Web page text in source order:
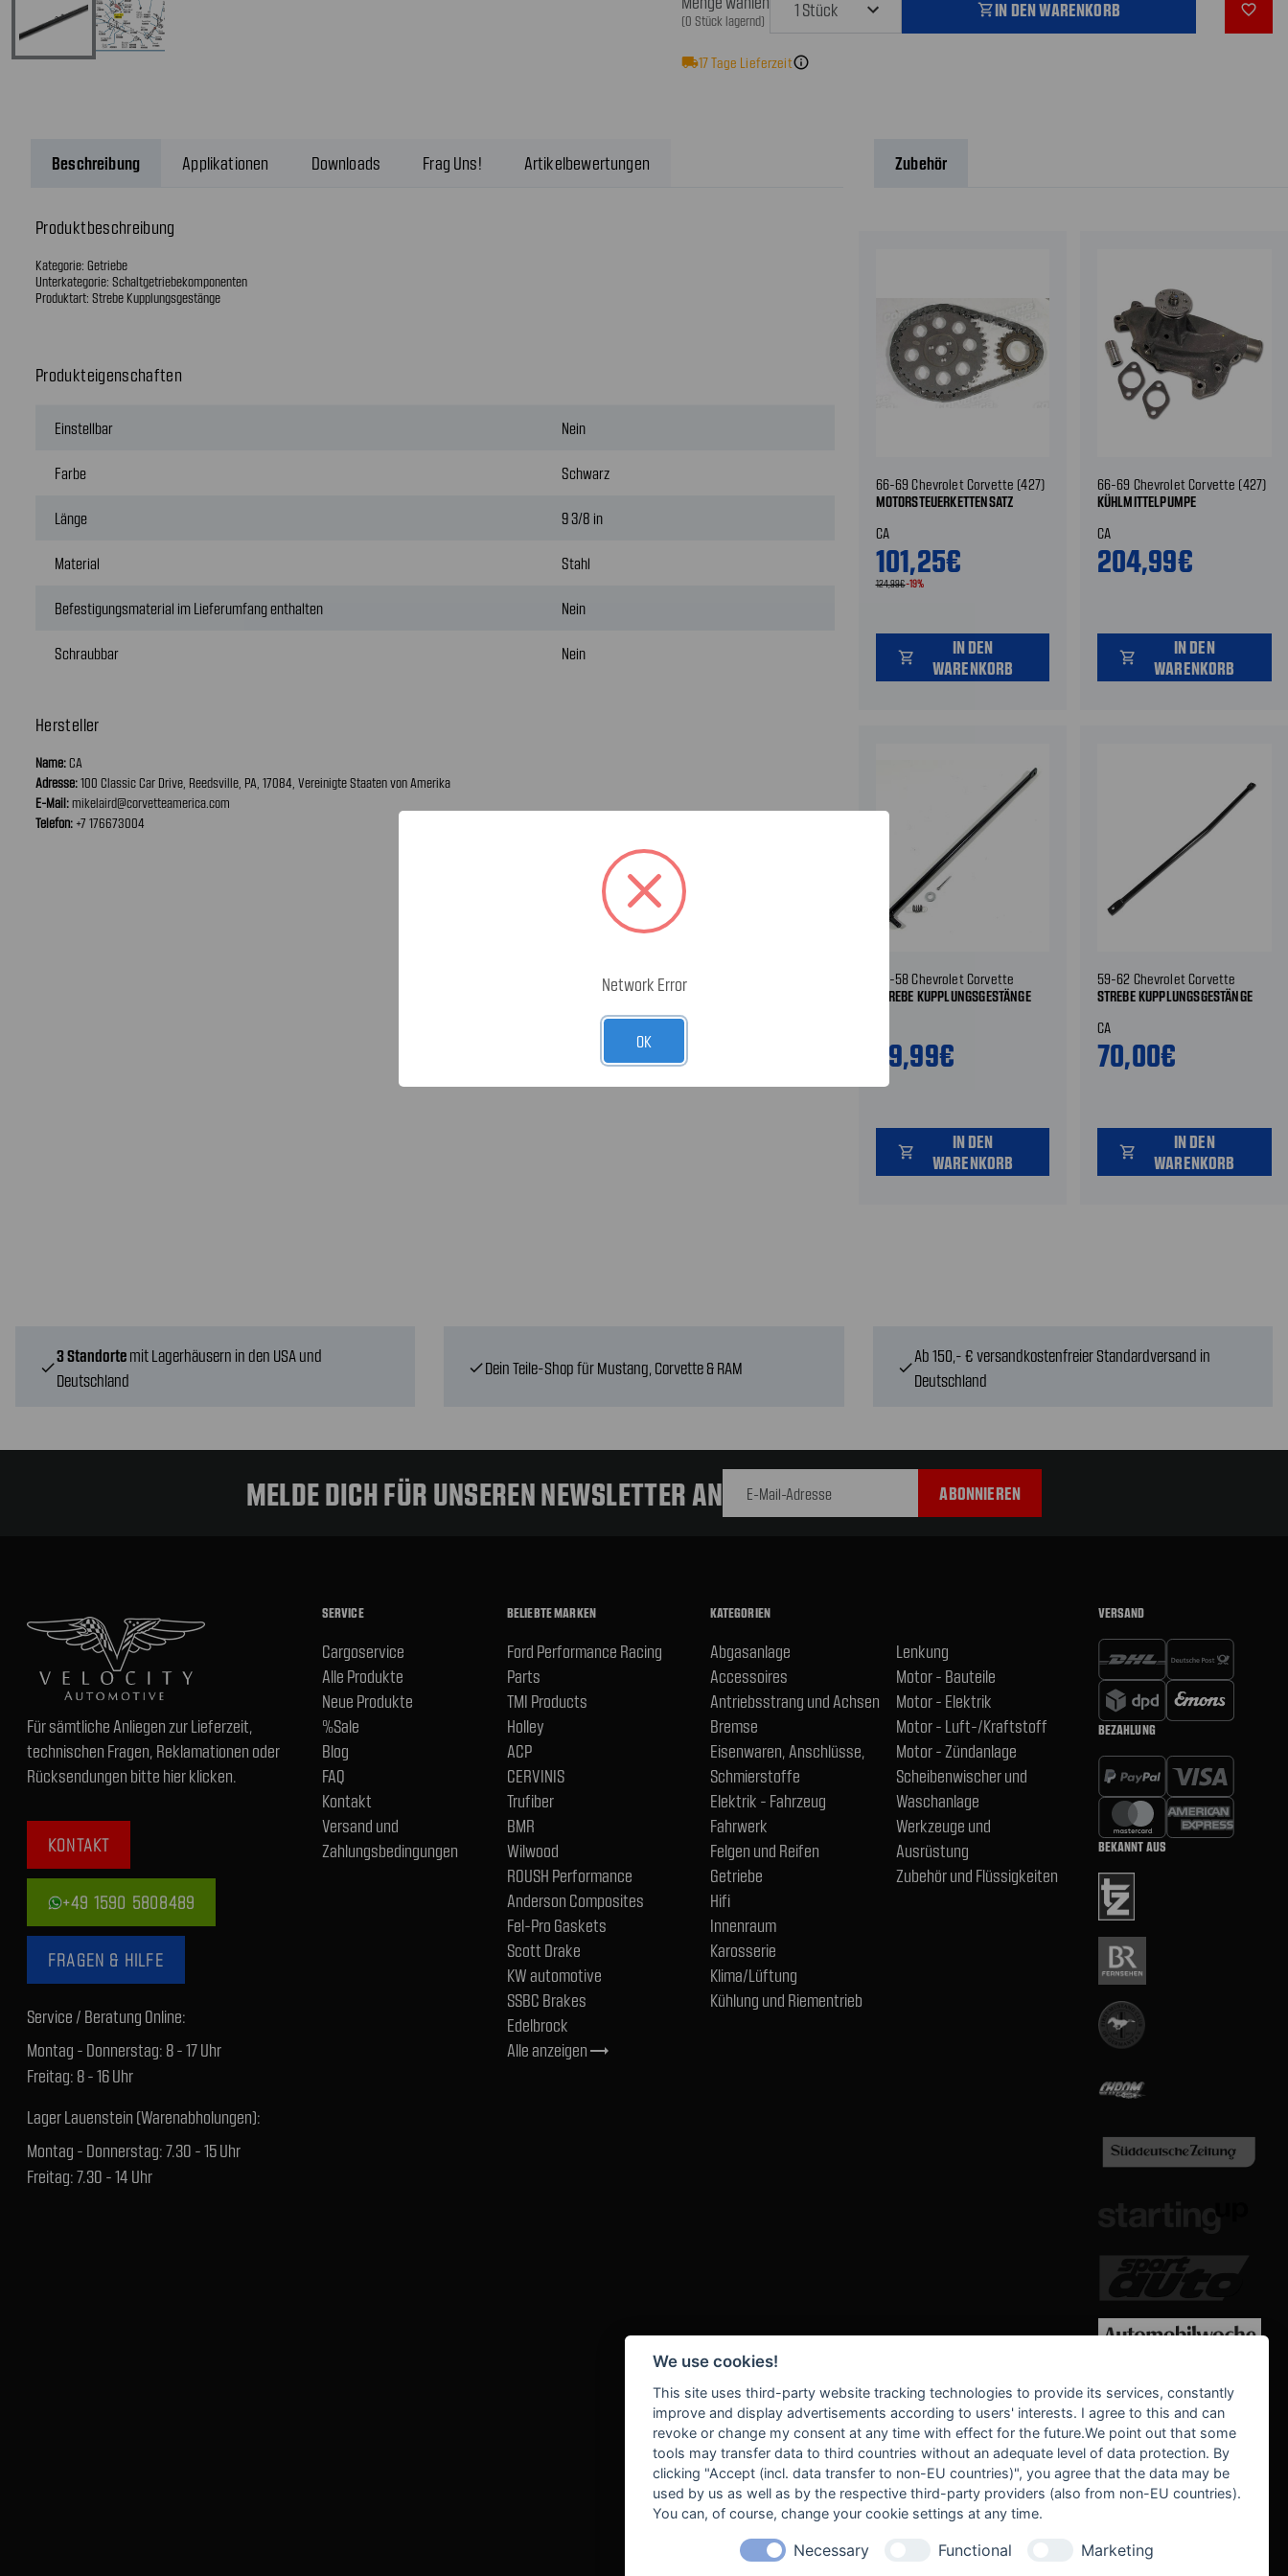
(0 Stück lagernd)
shopping_cartIN DEN WARENKORB favorite_outline
local_shipping17Tage Lieferzeitinfo
Beschreibung Applikationen Downloads Frag Uns! Artikelbewertungen
Produktbeschreibung
Kategorie: Getriebe
Unterkategorie: Schaltgetriebekomponenten
Produktart: Strebe Kupplungsgestänge
Produkteigenschaften
Einstellbar Nein
Farbe Schwarz
Länge 9 3/8 in
Material Stahl
Befestigungsmaterial im Lieferumfang enthalten Nein
Schraubbar Nein
Hersteller
Name:CA
Adresse:100 Classic Car Drive, Reedsville, PA, 17084, Vereinigte Staaten von Amerika
E-Mail:mikelaird@corvetteamerica.com
Telefon: +7 176673004
Zubehör
66-69 Chevrolet Corvette (427)
MOTORSTEUERKETTENSATZ
CA
101,25€
124,99€-19%
shopping_cart
IN DEN
WARENKORB
66-69 Chevrolet Corvette (427)
KÜHLMITTELPUMPE
CA
204,99€
shopping_cart
IN DEN
WARENKORB
56-58 Chevrolet Corvette
STREBE KUPPLUNGSGESTÄNGE
79,99€
shopping_cart
IN DEN
WARENKORB
59-62 Chevrolet Corvette
STREBE KUPPLUNGSGESTÄNGE
CA
70,00€
shopping_cart
IN DEN
WARENKORB
check
3 Standorte mit Lagerhäusern in den USA und
Deutschland
checkDein Teile-Shop für Mustang, Corvette & RAM check
Ab 150,- € versandkostenfreier Standardversand in
Deutschland
MELDE DICH FÜR UNSEREN NEWSLETTER AN
Für sämtliche Anliegen zur Lieferzeit,
technischen Fragen, Reklamationen oder
Rücksendungen bitte hier klicken.
KONTAKT
+49 1590 5808489
FRAGEN & HILFE
Service / Beratung Online:
Montag - Donnerstag: 8 - 17 Uhr
Freitag: 8 - 16 Uhr
Lager Lauenstein (Warenabholungen):
Montag - Donnerstag: 7.30 - 15 Uhr
Freitag: 7.30 - 14 Uhr
SERVICE
Cargoservice
Alle Produkte
Neue Produkte
%Sale
Blog
FAQ
Kontakt
Versand und
Zahlungsbedingungen
BELIEBTE MARKEN
Ford Performance Racing
Parts
TMI Products
Holley
ACP
CERVINIS
Trufiber
BMR
Wilwood
ROUSH Performance
Anderson Composites
Fel-Pro Gaskets
Scott Drake
KW automotive
SSBC Brakes
Edelbrock
Alle anzeigentrending_flat
KATEGORIEN
Abgasanlage
Accessoires
Antriebsstrang und Achsen
Bremse
Eisenwaren, Anschlüsse,
Schmierstoffe
Elektrik - Fahrzeug
Fahrwerk
Felgen und Reifen
Getriebe
Hifi
Innenraum
Karosserie
Klima/Lüftung
Kühlung und Riementrieb
Lenkung
Motor - Bauteile
Motor - Elektrik
Motor - Luft-/Kraftstoff
Motor - Zündanlage
Scheibenwischer und
Waschanlage
Werkzeuge und
Ausrüstung
Zubehör und Flüssigkeiten
VERSAND
BEZAHLUNG
BEKANNT AUS
WE SUPPORT
Network Error
OK
We use cookies!
This site uses third-party website tracking technologies to provide its services, constantly
improve and display advertisements according to users' interests. I agree to this and can
revoke or change my consent at any time with effect for the future.We point out that some
tools may transfer data to third countries without an adequate level of data protection. By
clicking "Accept (incl. data transfer to non-EU countries)", you agree that the data may be
used by us as well as by the respective third-party providers (also from non-EU countries).
You can, of course, change your cookie settings at any time.
Necessary Functional Marketing